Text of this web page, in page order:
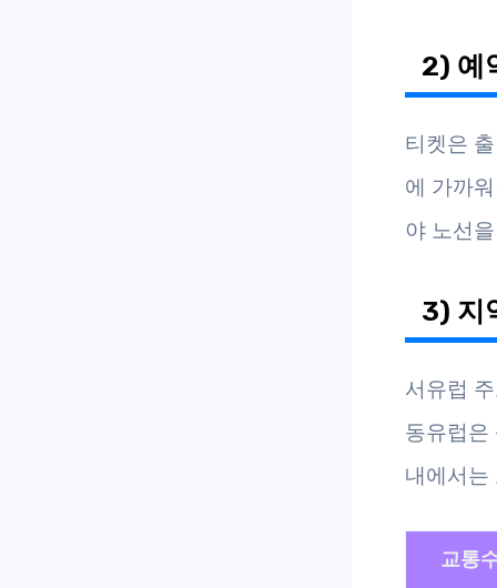
2) 예
티켓은
에 가까
야 노선
3) 지
서유럽
동유럽은
내에서는
교통